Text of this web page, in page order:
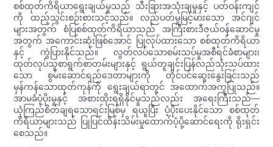
စစ်ထုတ်ကိရိယာရွေးချယ်မှုသည် သီးခြားအသုံးချမှုနှင့် ပတ်ဝန်းကျင်
ကို ထည့်သွင်းစဉ်းစားသင့်သည်။ လည်ပတ်မှုမြင့်မားသော အင်ဂျင်
များအတွက် စံပြစစ်ထုတ်ကိရိယာသည် အကြီးစားဒီဇယ်ဝန်ဆောင်မှု
အတွက် အကောင်းဆုံးဖြစ်အောင် ပြုလုပ်ထားသော စစ်ထုတ်ကိရိယာ
နှင့် ကွဲပြားနိုင်သည်။ လွတ်လပ်သောစမ်းသပ်မှုအစီရင်ခံစာများ၊
ထုတ်လုပ်သူစာရွက်စာတမ်းများနှင့် ရွယ်တူချင်းပြန်လည်သုံးသပ်ထား
သော စွမ်းဆောင်ရည်ဒေတာများကို တိုင်ပင်ဆွေးနွေးခြင်းသည်
မှန်ကန်သောထုတ်ကုန်ကို ရွေးချယ်ရာတွင် အထောက်အကူပြုသည်။
အာမခံပံ့ပိုးမှုနှင့် အစားထိုးရရှိနိုင်မှုသည်လည်း အရေးကြီးသည်—
ယုံကြည်စိတ်ချရသောရင်းမြစ်မှ ရယူပြီး ပံ့ပိုးပေးနိုင်သော စစ်ထုတ်
ကိရိယာများသည် ပြုပြင်ထိန်းသိမ်းမှုထောက်ပံ့ပို့ဆောင်ရေးကို ရိုးရှင်း
စေသည်။